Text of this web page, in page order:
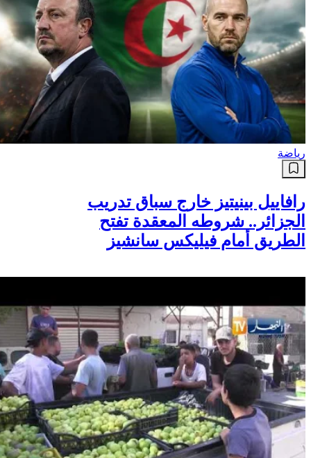
رياضة
رافاييل بينيتيز خارج سباق تدريب
الجزائر.. شروطه المعقدة تفتح
الطريق أمام فيليكس سانشيز